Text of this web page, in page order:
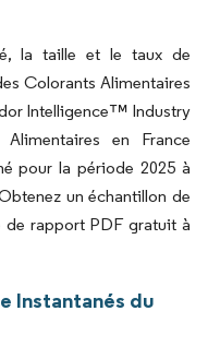
la taille et le taux de
Colorants Alimentaires
Intelligence™ Industry
en France
pour la période 2025 à
un échantillon de
de rapport PDF gratuit à
Instantanés du